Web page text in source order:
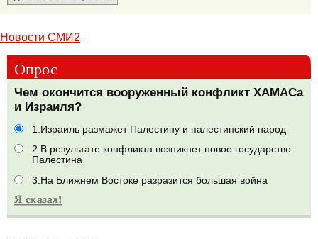
Новости СМИ2
Опрос
Чем окончится вооруженный конфликт ХАМАСа
и Израиля?
1.Израиль размажет Палестину и палестинский народ
2.В результате конфликта возникнет новое государство
Палестина
3.На Ближнем Востоке разразится большая война